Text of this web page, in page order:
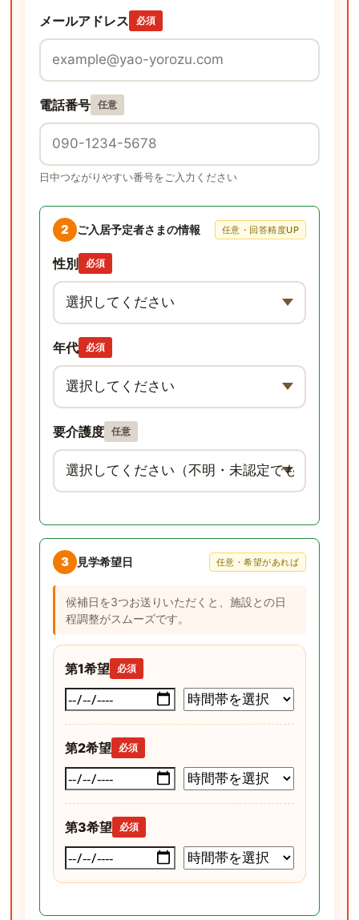
メールアドレス 必須
電話番号 任意
日中つながりやすい番号をご入力ください
2 ご入居予定者さまの情報 任意・回答精度UP
性別 必須
年代 必須
要介護度 任意
3 見学希望日 任意・希望があれば
候補日を3つお送りいただくと、施設との日
程調整がスムーズです。
第1希望 必須
第2希望 必須
第3希望 必須